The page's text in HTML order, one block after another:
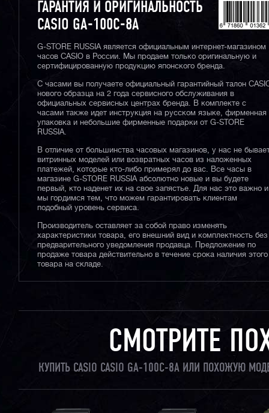
ГАРАНТИЯ И ОРИГИНАЛЬНОСТЬ
CASIO GA-100C-8A
G-STORE RUSSIA является официальным интернет-магазином
часов CASIO в России. Мы продаем только оригинальную и
сертифицированную продукцию японского бренда.
С часами вы получаете официальный гарантийный талон
нового образца на 2 года сервисного обслуживания в
официальных сервисных центрах бренда. В комплекте с
часами также идет инструкция на русском языке, фирменная
упаковка и небольшие фирменные подарки от G-STORE
RUSSIA.
В отличие от большинства часовых магазинов, у нас не
витринных моделей или возвратных часов из наложенных
платежей, которые кто-либо примерял до вас. Все часы в
магазине G-STORE RUSSIA абсолютно новые и вы будете
первый, кто наденет их на свое запястье. Для нас это важно и
мы гордимся тем, что можем гарантировать клиентам
подобный уровень сервиса.
Производитель оставляет за собой право изменять
характеристики товара, его внешний вид и комплектность без
предварительного уведомления продавца. Предложение по
продаже товара действительно в течение срока наличия этого
товара на складе.
СМОТРИТЕ
КУПИТЬ CASIO CASIO GA-100C-8A ИЛИ ПОХОЖУЮ